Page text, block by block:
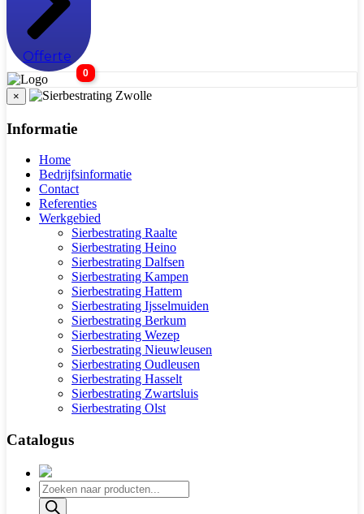
Offerte
0
×
Informatie
Home
Bedrijfsinformatie
Contact
Referenties
Werkgebied
Sierbestrating Raalte
Sierbestrating Heino
Sierbestrating Dalfsen
Sierbestrating Kampen
Sierbestrating Hattem
Sierbestrating Ijsselmuiden
Sierbestrating Berkum
Sierbestrating Wezep
Sierbestrating Nieuwleusen
Sierbestrating Oudleusen
Sierbestrating Hasselt
Sierbestrating Zwartsluis
Sierbestrating Olst
Catalogus
Producten
zoeken